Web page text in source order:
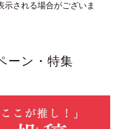
される場合がございま
ーン・特集